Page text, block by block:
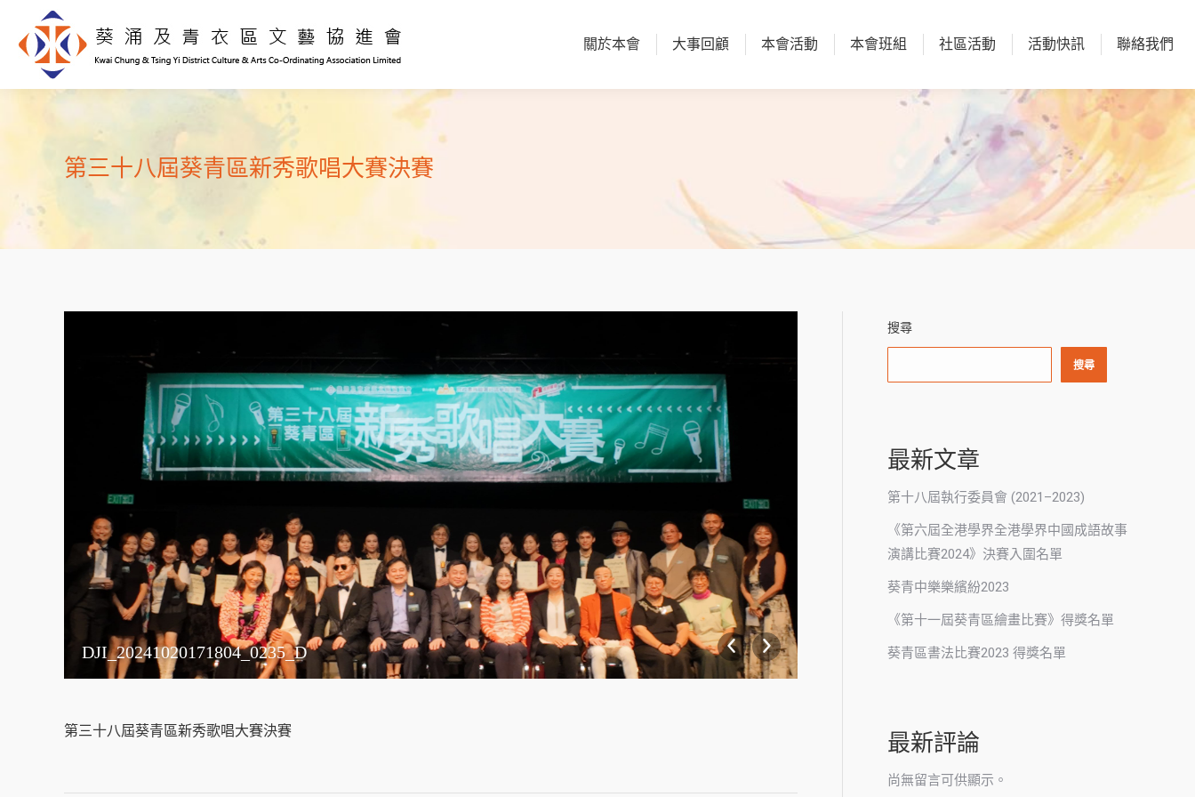
關於本會 大事回顧 本會活動 本會班組 社區活動 活動快訊 聯絡我們
第三十八屆葵青區新秀歌唱大賽決賽
DJI_20241020171804_0235_D DJI_20241020135515_0052_D
第三十八屆葵青區新秀歌唱大賽決賽
搜尋
搜尋
最新文章
第十八屆執行委員會 (2021–2023)
《第六屆全港學界全港學界中國成語故事
演講比賽2024》決賽入圍名單
葵青中樂樂繽紛2023
《第十一屆葵青區繪畫比賽》得獎名單
葵青區書法比賽2023 得獎名單
最新評論
尚無留言可供顯示。
關於本會 大事回顧 本會活動 本會班組 社區活動 活動快訊 聯絡我們